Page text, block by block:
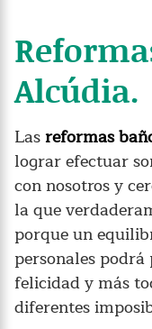
Alcúdia.
Lasreformas
lograr efectuar
con nosotros y
la que
porque un
personales
felicidad y más
diferentes